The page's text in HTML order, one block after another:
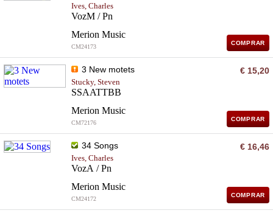
Ives, Charles
VozM / Pn
Merion Music
CM24173
COMPRAR
3 New motets
Stucky, Steven
SSAATTBB
Merion Music
CM72176
€ 15,20
COMPRAR
34 Songs
Ives, Charles
VozA / Pn
Merion Music
CM24172
€ 16,46
COMPRAR